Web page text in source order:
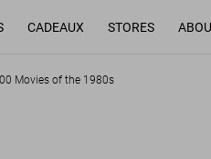
CADEAUX STORES
Movies of the 1980s